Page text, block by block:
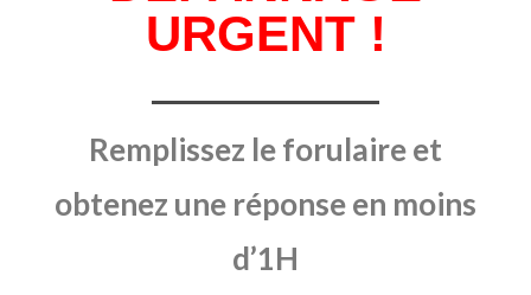
URGENT !
Remplissez le forulaire et
obtenez une réponse en moins
d’1H